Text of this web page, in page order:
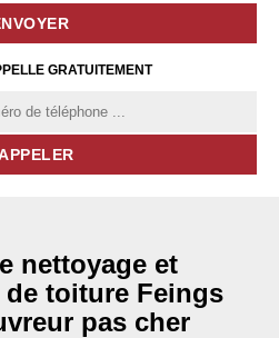
GRATUITEMENT
nettoyage et
de toiture Feings
pas cher